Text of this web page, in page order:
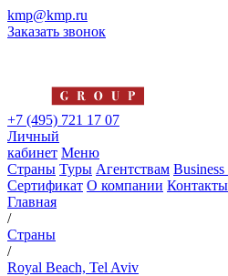
kmp@kmp.ru
Заказать звонок
+7 (495) 721 17 07
Личный
кабинет Меню
Страны Туры Агентствам Business
Сертификат О компании Контакты
Главная
/
Страны
/
Royal Beach, Tel Aviv